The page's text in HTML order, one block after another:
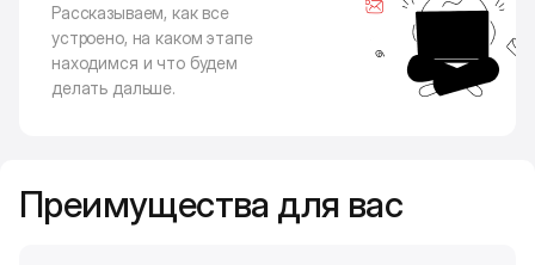
Рассказываем, как все
устроено, на каком этапе
находимся и что будем
делать дальше.
Преимущества для вас